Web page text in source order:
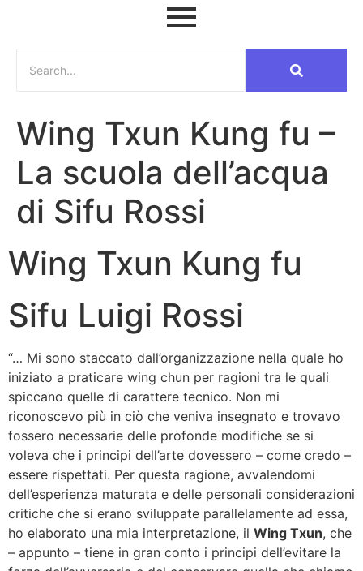
Wing Txun Kung fu –
La scuola dell’acqua
di Sifu Rossi
Wing Txun Kung fu
Sifu Luigi Rossi
“… Mi sono staccato dall’organizzazione nella quale ho
iniziato a praticare wing chun per ragioni tra le quali
spiccano quelle di carattere tecnico. Non mi
riconoscevo più in ciò che veniva insegnato e trovavo
fossero necessarie delle profonde modifiche se si
voleva che i principi dell’arte dovessero – come credo –
essere rispettati. Per questa ragione, avvalendomi
dell’esperienza maturata e delle personali considerazioni
critiche che si erano sviluppate parallelamente ad essa,
ho elaborato una mia interpretazione, il Wing Txun, che
– appunto – tiene in gran conto i principi dell’evitare la